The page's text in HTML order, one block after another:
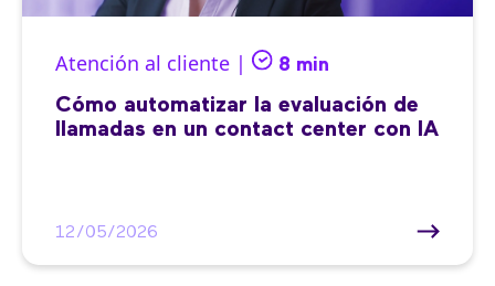
Atención al cliente | 8 min
Cómo automatizar la evaluación de
llamadas en un contact center con IA
12/05/2026